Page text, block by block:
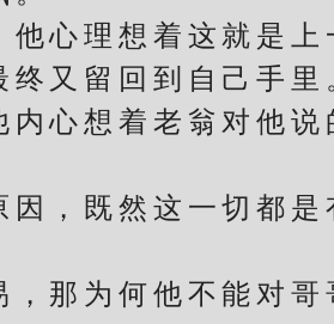
心理想着这就是上
又留回到自己手里
心想着老翁对他说
，既然这一切都是
那为何他不能对哥